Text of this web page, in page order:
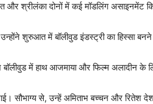
दोनों में कई मॉडलिंग असाइनमेंट
शुरुआत में बॉलीवुड इंडस्ट्री का हिस्सा
में हाथ आजमाया और फिल्म अलादीन के
सौभाग्य से, उन्हें अमिताभ बच्चन और रितेश